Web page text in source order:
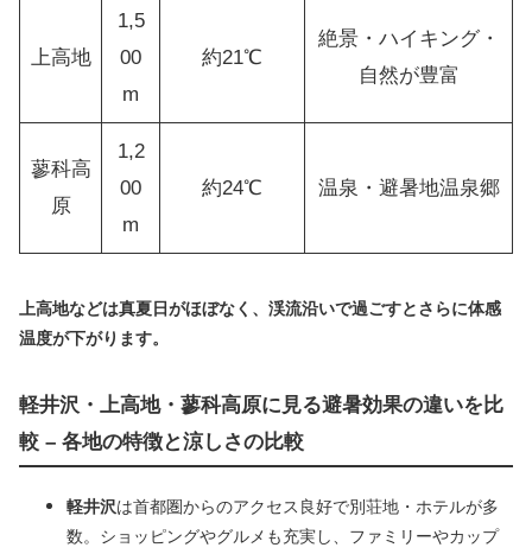
上高地
1,5
00
m
約21℃
絶景・ハイキング・
自然が豊富
蓼科高
原
1,2
00
m
約24℃ 温泉・避暑地温泉郷
上高地などは真夏日がほぼなく、渓流沿いで過ごすとさらに体感
温度が下がります。
軽井沢・上高地・蓼科高原に見る避暑効果の違いを比
較 – 各地の特徴と涼しさの比較
軽井沢は首都圏からのアクセス良好で別荘地・ホテルが多
数。ショッピングやグルメも充実し、ファミリーやカップ